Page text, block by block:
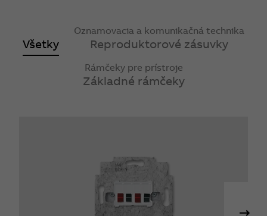
Všetky
Oznamovacia a komunikačná technika
Reproduktorové zásuvky
Rámčeky pre prístroje
Základné rámčeky